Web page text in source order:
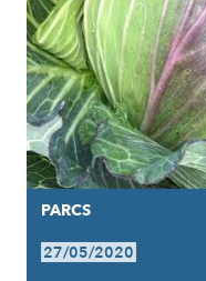
PARCS
27/05/2020